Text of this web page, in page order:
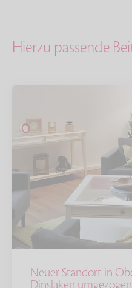
Hierzu passende
Neuer Standort in